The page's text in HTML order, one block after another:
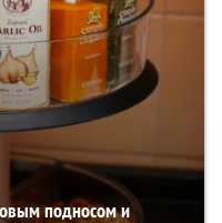
подносом и